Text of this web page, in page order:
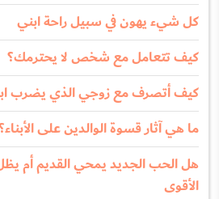
كل شيء يهون في سبيل راحة ابني
كيف تتعامل مع شخص لا يحترمك؟
كيف أتصرف مع زوجي الذي يضرب
ما هي آثار قسوة الوالدين على
هل الحب الجديد يمحي القديم أم
الأقوى